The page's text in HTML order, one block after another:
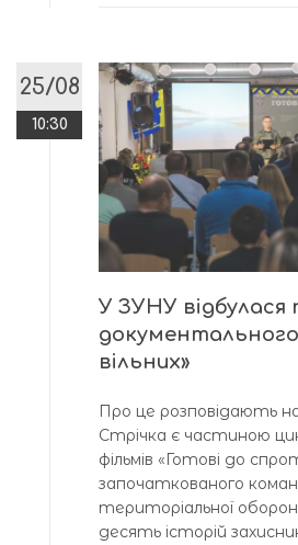
25/08
10:30
У ЗУНУ відбулася
вільних»
Про це розповідають
Стрічка є частиною
фільмів «Готові до
започаткованого
територіальної
десять історій